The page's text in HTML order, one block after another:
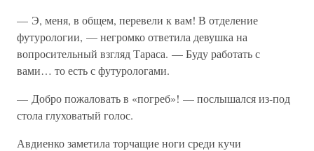
— Э, меня, в общем, перевели к вам! В отделение
футурологии, — негромко ответила девушка на
вопросительный взгляд Тараса. — Буду работать с
вами… то есть с футурологами.
— Добро пожаловать в «погреб»! — послышался из-под
стола глуховатый голос.
Авдиенко заметила торчащие ноги среди кучи